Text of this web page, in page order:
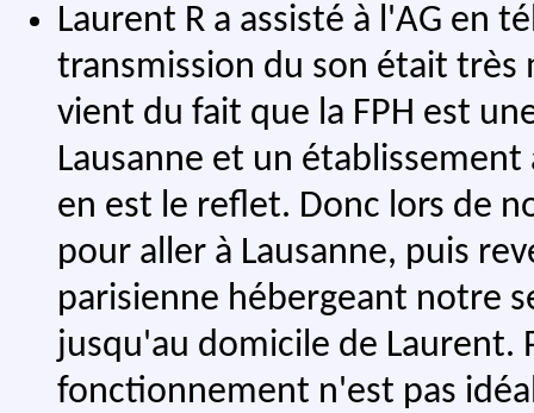
Laurent R a assisté à l'AG en
transmission du son était très
vient du fait que la FPH est
Lausanne et un
en est le reflet. Donc lors de
pour aller à Lausanne, puis
parisienne hébergeant notre
jusqu'au domicile de Laurent.
fonctionnement n'est pas